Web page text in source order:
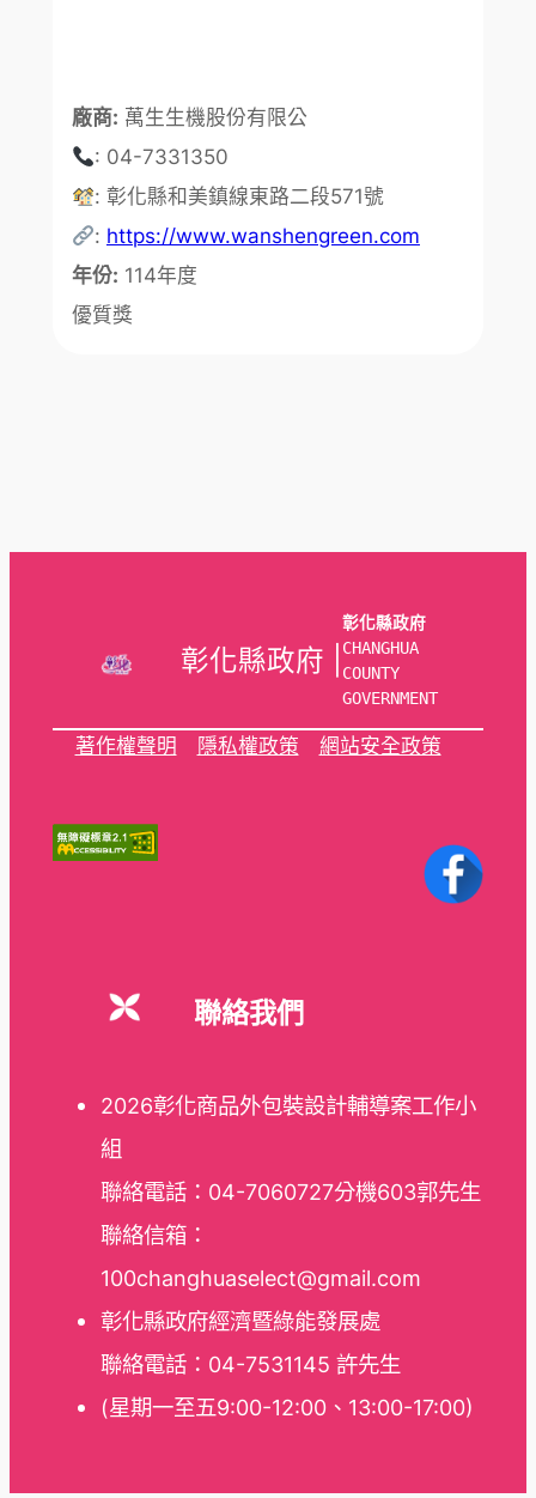
廠商: 萬生生機股份有限公
: 04-7331350
: 彰化縣和美鎮線東路二段571號
: https://www.wanshengreen.com
年份: 114年度
優質獎
彰化縣政府 |
彰化縣政府
CHANGHUA
COUNTY
GOVERNMENT
著作權聲明 隱私權政策 網站安全政策
聯絡我們
2026彰化商品外包裝設計輔導案工作小
組
聯絡電話：04-7060727分機603郭先生
聯絡信箱：
100changhuaselect@gmail.com
彰化縣政府經濟暨綠能發展處
聯絡電話：04-7531145 許先生
(星期一至五9:00-12:00、13:00-17:00)